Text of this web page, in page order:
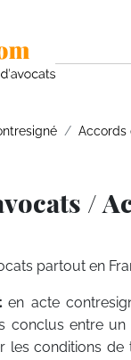
Accords
/
partout en
en acte
conclus entre
les conditions